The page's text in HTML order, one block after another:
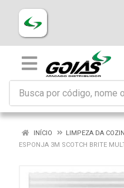
INÍCIO LIMPEZA DA
ESPONJA 3M SCOTCH BRITE